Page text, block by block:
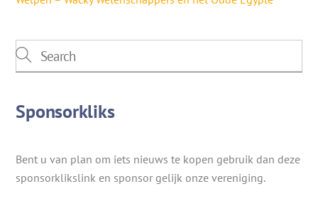
Sponsorkliks
Bent u van plan om iets nieuws te kopen gebruik dan deze
sponsorklikslink en sponsor gelijk onze vereniging.